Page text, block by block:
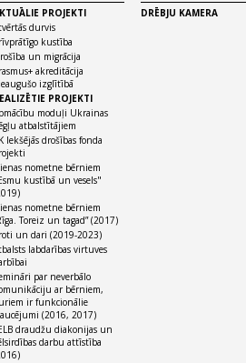
PROJEKTI
durvis
kustība
un migrācija
akreditācija
izglītībā
PROJEKTI
moduļi Ukrainas
atbalstītājiem
Iekšējās drošības fonda
nometne bērniem
kustībā un vesels"
nometne bērniem
Toreiz un tagad” (2017)
un dari (2019-2023)
labdarības virtuves
par neverbālo
ar bērniem,
ir funkcionālie
(2016, 2017)
draudžu diakonijas un
darbu attīstība
DRĒBJU KAMERA